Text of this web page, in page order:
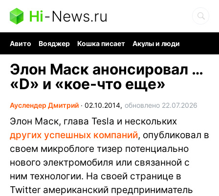
Hi-News.ru
Авито Вояджер Кошка писает
Акулы и люди
Элон Маск анонсировал …
«D» и «кое-что еще»
Ауслендер Дмитрий ∙ 02.10.2014, обновлено 22.07.2026
Элон Маск, глава Tesla и нескольких
других успешных компаний, опубликовал в
своем микроблоге тизер потенциально
нового электромобиля или связанной с
ним технологии. На своей странице в
Twitter американский предприниматель